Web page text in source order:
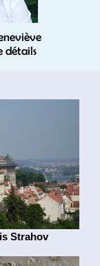
détails
Strahov